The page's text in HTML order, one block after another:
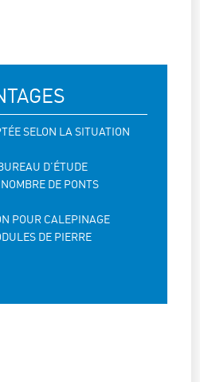
SELON LA SITUATION
D’ÉTUDE
DE PONTS
POUR CALEPINAGE
DE PIERRE